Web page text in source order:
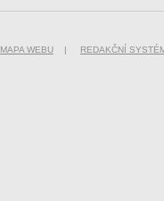
MAPA WEBU | REDAKČNÍ